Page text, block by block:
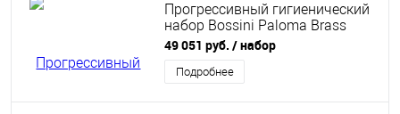
Прогрессивный гигиенический
набор Bossini Paloma Brass
Mixer Set лейка из латуни
E37008B.030
49 051 руб. / набор
Подробнее